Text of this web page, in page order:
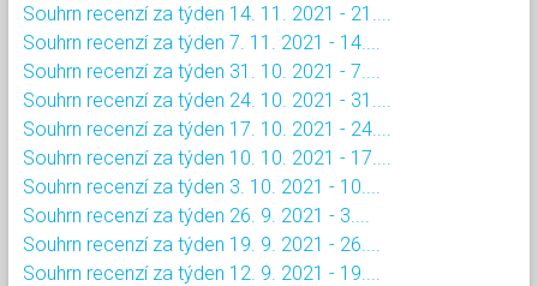
Souhrn recenzí za týden 14. 11. 2021 - 21....
Souhrn recenzí za týden 7. 11. 2021 - 14....
Souhrn recenzí za týden 31. 10. 2021 - 7....
Souhrn recenzí za týden 24. 10. 2021 - 31....
Souhrn recenzí za týden 17. 10. 2021 - 24....
Souhrn recenzí za týden 10. 10. 2021 - 17....
Souhrn recenzí za týden 3. 10. 2021 - 10....
Souhrn recenzí za týden 26. 9. 2021 - 3....
Souhrn recenzí za týden 19. 9. 2021 - 26....
Souhrn recenzí za týden 12. 9. 2021 - 19....